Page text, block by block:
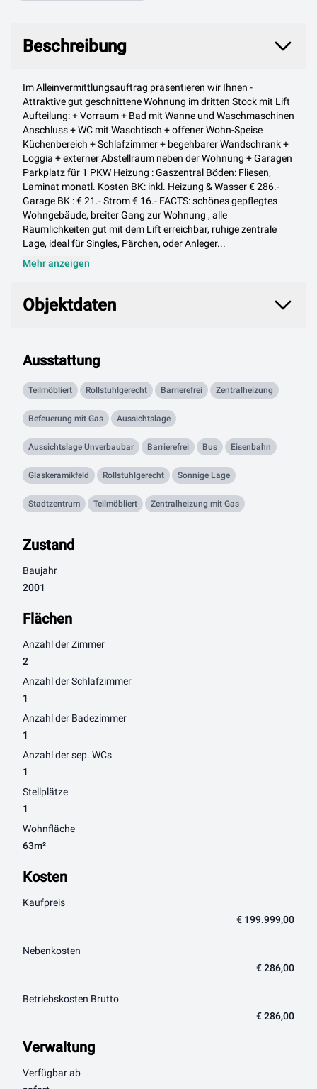
Beschreibung
Im Alleinvermittlungsauftrag präsentieren wir Ihnen -
Attraktive gut geschnittene Wohnung im dritten Stock mit Lift
Aufteilung: + Vorraum + Bad mit Wanne und Waschmaschinen
Anschluss + WC mit Waschtisch + offener Wohn-Speise
Küchenbereich + Schlafzimmer + begehbarer Wandschrank +
Loggia + externer Abstellraum neben der Wohnung + Garagen
Parkplatz für 1 PKW Heizung : Gaszentral Böden: Fliesen,
Laminat monatl. Kosten BK: inkl. Heizung & Wasser € 286.-
Garage BK : € 21.- Strom € 16.- FACTS: schönes gepflegtes
Wohngebäude, breiter Gang zur Wohnung , alle
Räumlichkeiten gut mit dem Lift erreichbar, ruhige zentrale
Lage, ideal für Singles, Pärchen, oder Anleger...
Mehr anzeigen
Objektdaten
Ausstattung
Teilmöbliert Rollstuhlgerecht Barrierefrei Zentralheizung
Befeuerung mit Gas Aussichtslage
Aussichtslage Unverbaubar Barrierefrei Bus Eisenbahn
Glaskeramikfeld Rollstuhlgerecht Sonnige Lage
Stadtzentrum Teilmöbliert Zentralheizung mit Gas
Zustand
Baujahr
2001
Flächen
Anzahl der Zimmer
2
Anzahl der Schlafzimmer
1
Anzahl der Badezimmer
1
Anzahl der sep. WCs
1
Stellplätze
1
Wohnfläche
63m²
Kosten
Kaufpreis
€ 199.999,00
Nebenkosten
€ 286,00
Betriebskosten Brutto
€ 286,00
Verwaltung
Verfügbar ab